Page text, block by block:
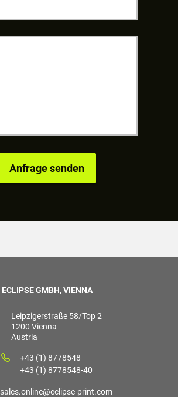
ECLIPSE GMBH, VIENNA
Leipzigerstraße 58/Top 2
1200 Vienna
Austria
+43 (1) 8778548
+43 (1) 8778548-40
sales.online@eclipse-print.com